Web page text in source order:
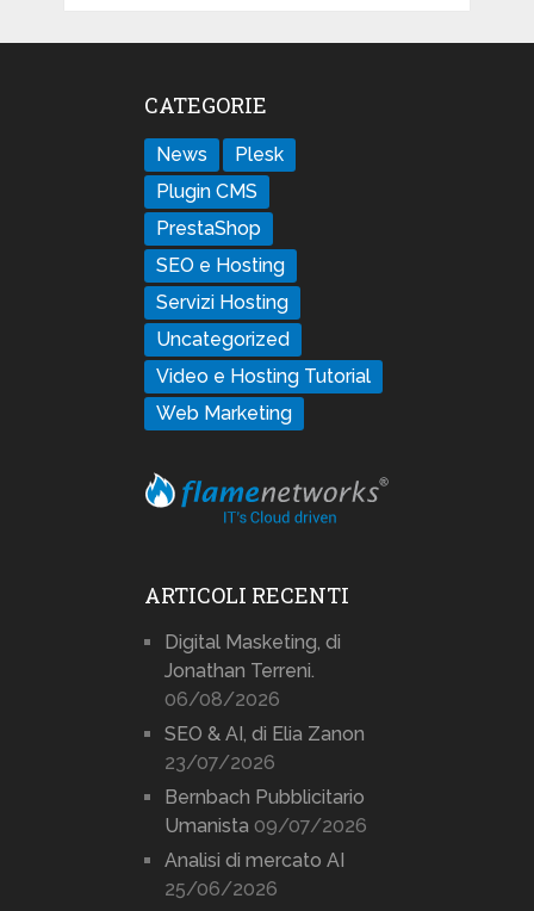
CATEGORIE
News
Plesk
Plugin CMS
PrestaShop
SEO e Hosting
Servizi Hosting
Uncategorized
Video e Hosting Tutorial
Web Marketing
ARTICOLI RECENTI
Digital Masketing, di
Jonathan Terreni.
06/08/2026
SEO & AI, di Elia Zanon
23/07/2026
Bernbach Pubblicitario
Umanista 09/07/2026
Analisi di mercato AI
25/06/2026